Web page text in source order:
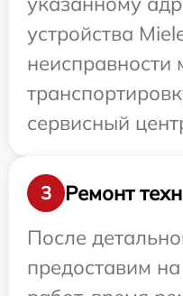
устройства
неисправности
сервисный
3
Ремонт
После
предоставим